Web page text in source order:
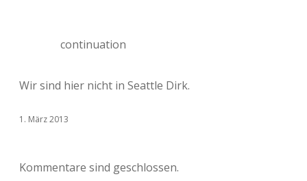
continuation
Wir sind hier nicht in Seattle Dirk.
1. März 2013
Kommentare sind geschlossen.